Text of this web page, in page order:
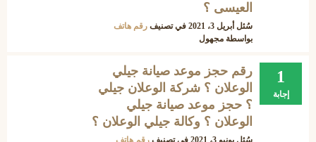
العيسى ؟
سُئل أبريل 3، 2021 في تصنيف رقم هاتف
بواسطة مجهول
1
إجابة
رقم حجز موعد صيانة جيلي
الوعلان ؟ شركة الوعلان جيلي
؟ حجز موعد صيانة جيلي
الوعلان ؟ وكالة جيلي الوعلان ؟
سُئل يونيو 3، 2021 في تصنيف رقم هاتف